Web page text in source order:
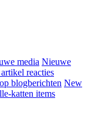
media Nieuwe
reacties
blogberichten New
katten items